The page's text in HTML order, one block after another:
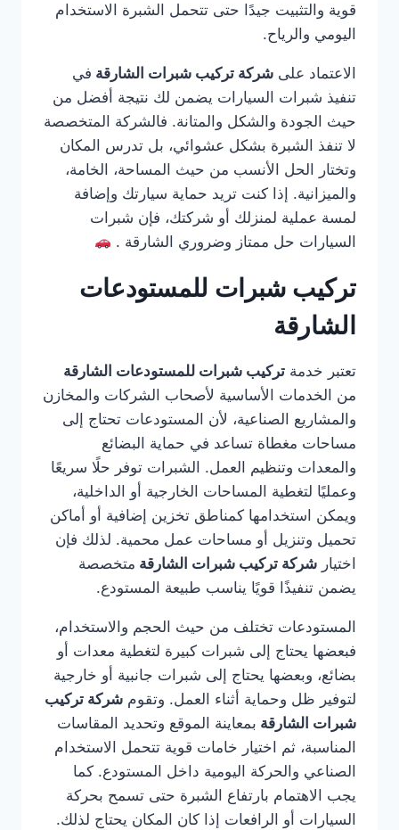
قوية والتثبيت جيدًا حتى تتحمل الشبرة الاستخدام
اليومي والرياح.
الاعتماد على شركة تركيب شبرات الشارقة في
تنفيذ شبرات السيارات يضمن لك نتيجة أفضل من
حيث الجودة والشكل والمتانة. فالشركة المتخصصة
لا تنفذ الشبرة بشكل عشوائي، بل تدرس المكان
وتختار الحل الأنسب من حيث المساحة، الخامة،
والميزانية. إذا كنت تريد حماية سيارتك وإضافة
لمسة عملية لمنزلك أو شركتك، فإن شبرات
السيارات حل ممتاز وضروري الشارقة .
تركيب شبرات للمستودعات
الشارقة
تعتبر خدمة تركيب شبرات للمستودعات الشارقة
من الخدمات الأساسية لأصحاب الشركات والمخازن
والمشاريع الصناعية، لأن المستودعات تحتاج إلى
مساحات مغطاة تساعد في حماية البضائع
والمعدات وتنظيم العمل. الشبرات توفر حلًا سريعًا
وعمليًا لتغطية المساحات الخارجية أو الداخلية،
ويمكن استخدامها كمناطق تخزين إضافية أو أماكن
تحميل وتنزيل أو مساحات عمل محمية. لذلك فإن
اختيار شركة تركيب شبرات الشارقة متخصصة
يضمن تنفيذًا قويًا يناسب طبيعة المستودع.
المستودعات تختلف من حيث الحجم والاستخدام،
فبعضها يحتاج إلى شبرات كبيرة لتغطية معدات أو
بضائع، وبعضها يحتاج إلى شبرات جانبية أو خارجية
لتوفير ظل وحماية أثناء العمل. وتقوم شركة تركيب
شبرات الشارقة بمعاينة الموقع وتحديد المقاسات
المناسبة، ثم اختيار خامات قوية تتحمل الاستخدام
الصناعي والحركة اليومية داخل المستودع. كما
يجب الاهتمام بارتفاع الشبرة حتى تسمح بحركة
السيارات أو الرافعات إذا كان المكان يحتاج لذلك.